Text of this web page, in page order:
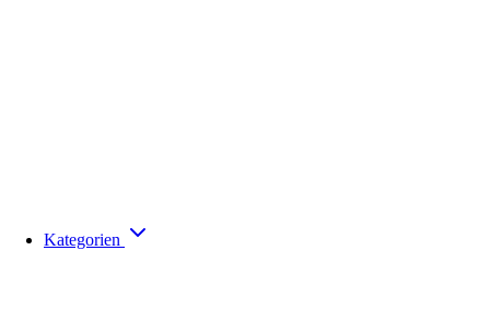
Kategorien